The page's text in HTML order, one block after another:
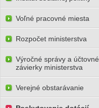
Voľné pracovné miesta
Rozpočet ministerstva
Výročné správy a účtovné
závierky ministerstva
Verejné obstarávanie